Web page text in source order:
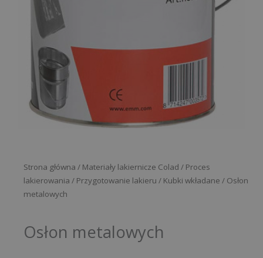
Strona główna / Materiały lakiernicze Colad / Proces
lakierowania / Przygotowanie lakieru / Kubki wkładane / Osłon
metalowych
Osłon metalowych